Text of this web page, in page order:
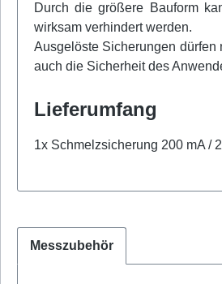
Durch die größere Bauform
wirksam verhindert werden.
Ausgelöste Sicherungen dürfen
auch die Sicherheit des
Lieferumfang
1x Schmelzsicherung 200 mA /
Messzubehör